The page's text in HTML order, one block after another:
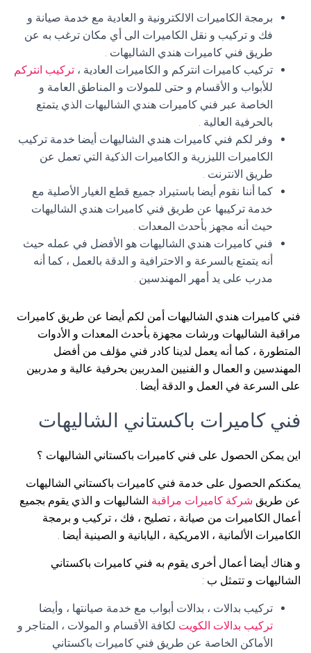
برمجة الكاميرات الالكترونية و العادية مع خدمة صيانة و
فك و تركيب و نقل الكاميرات الى أي مكان ترغب به عن
طريق فني كاميرات هندي الشاليهات .
تركيب كاميرات انتركم و الكاميرات العادية ، تركيب انتركم
للأبواب و الأقسام و حتى للمولات و المناطق العامة و
الخاصة عبر فني كاميرات هندي الشاليهات الذي يتمتع
بالحرفية العالية .
وفر لكم فني كاميرات هندي الشاليهات أيضا خدمة تركيب
الكاميرات الليزرية و الكاميرات الذكية التي تعمل عن
طريق الانترنت .
كما أننا نقوم أيضا باستيراد جميع قطع الغيار الأصلية مع
خدمة تركيبها عن طريق فني كاميرات هندي الشاليهات
حيث أنه مجهز بأحدث المعدات .
فني كاميرات هندي الشاليهات هو الأفضل في عمله حيث
أنه يتمتع بالسرعة و الاحترافية و الدقة بالعمل ، كما أنه
مدرب على يد أمهر المهندسين .
فني كاميرات هندي الشاليهات أمن لكم أيضا عن طريق كاميرات
مراقبة الشاليهات ورشات مجهزة بأحدث المعدات و الأدوات
المتطورة ، كما أنه يعمل لدينا كادر فني مؤلف من أفضل
المهندسين و العمال و الفنيين المدربين بحرفية عالية و مدربين
على السرعة في العمل و الدقة أيضا .
فني كاميرات باكستاني الشاليهات
اين يمكن الحصول على فني كاميرات باكستاني الشاليهات ؟
يمكنكم الحصول على خدمة فني كاميرات باكستاني الشاليهات
عن طريق شركة كاميرات مراقبة الشاليهات و الذي يقوم بجميع
أعمال الكاميرات من صيانة ، تصليح ، فك ، تركيب و برمجة
الكاميرات الألمانية ، الامريكية ، اليابانية و الصينية أيضا .
و هناك أيضا أعمال أخرى يقوم به فني كاميرات باكستاني
الشاليهات و تتمثل ب :
تركيب بدالات ، بدالات أبواب مع خدمة صيانتها ، وأيضا
تركيب بدالات الكويت لكافة الأقسام و المولات ، المتاجر و
الأماكن الخاصة عن طريق فني كاميرات باكستاني